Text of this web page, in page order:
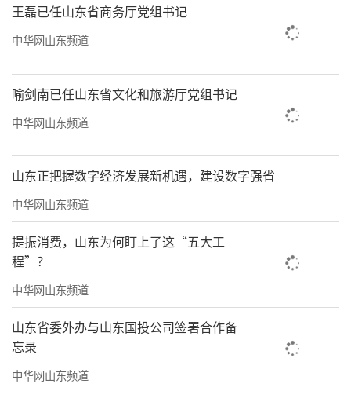
王磊已任山东省商务厅党组书记
中华网山东频道
喻剑南已任山东省文化和旅游厅党组书记
中华网山东频道
山东正把握数字经济发展新机遇，建设数字强省
中华网山东频道
提振消费，山东为何盯上了这“五大工
程”？
中华网山东频道
山东省委外办与山东国投公司签署合作备
忘录
中华网山东频道